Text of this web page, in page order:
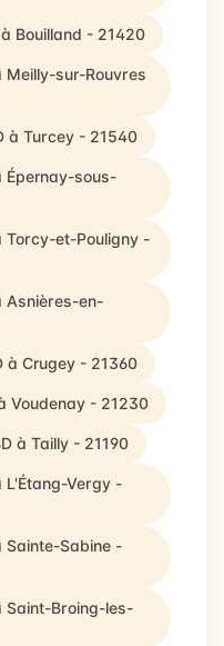
Bouilland - 21420
Meilly-sur-Rouvres
à Turcey - 21540
Épernay-sous-
Torcy-et-Pouligny -
Asnières-en-
à Crugey - 21360
Voudenay - 21230
à Tailly - 21190
L'Étang-Vergy -
Sainte-Sabine -
Saint-Broing-les-